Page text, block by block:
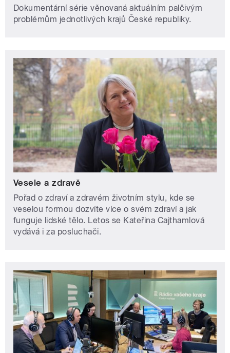
Dokumentární série věnovaná aktuálním palčivým
problémům jednotlivých krajů České republiky.
Vesele a zdravě
Pořad o zdraví a zdravém životním stylu, kde se
veselou formou dozvíte více o svém zdraví a jak
funguje lidské tělo. Letos se Kateřina Cajthamlová
vydává i za posluchači.